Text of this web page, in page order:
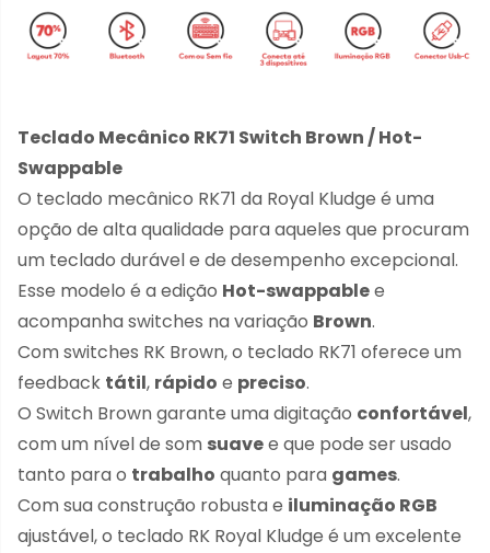
Teclado Mecânico RK71 Switch Brown / Hot-
Swappable
O teclado mecânico RK71 da Royal Kludge é uma
opção de alta qualidade para aqueles que procuram
um teclado durável e de desempenho excepcional.
Esse modelo é a edição Hot-swappablee
acompanha switches na variação Brown.
Com switches RK Brown, o teclado RK71 oferece um
feedback tátil, rápido e preciso.
O Switch Brown garante uma digitação confortável,
com um nível de som suavee que pode ser usado
tanto para o trabalho quanto para games.
Com sua construção robusta e iluminação RGB
ajustável, o teclado RK Royal Kludge é um excelente